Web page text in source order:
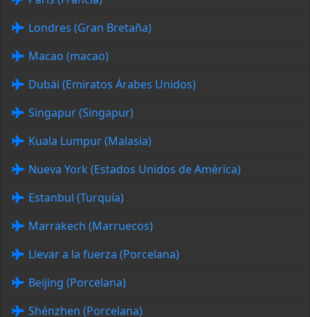
Londres (Gran Bretaña)
Macao (macao)
Dubái (Emiratos Árabes Unidos)
Singapur (Singapur)
Kuala Lumpur (Malasia)
Nueva York (Estados Unidos de América)
Estanbul (Turquía)
Marrakech (Marruecos)
Llevar a la fuerza (Porcelana)
Beijing (Porcelana)
Shénzhen (Porcelana)